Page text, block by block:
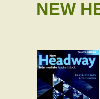
NEW